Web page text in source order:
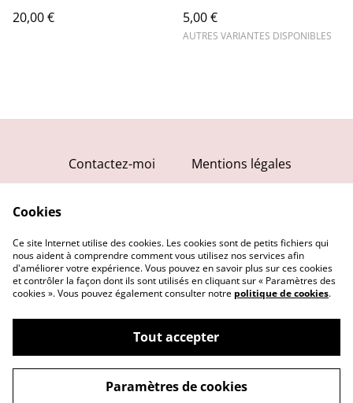
20,00 € 5,00 €
AUTRES VARIANTES DISPONIBLES
Contactez-moi Mentions légales
Politique de cookies
©2026Angèle K
powered by
Cookies
Ce site Internet utilise des cookies. Les cookies sont de petits fichiers qui
nous aident à comprendre comment vous utilisez nos services afin
d'améliorer votre expérience. Vous pouvez en savoir plus sur ces cookies
et contrôler la façon dont ils sont utilisés en cliquant sur « Paramètres des
cookies ». Vous pouvez également consulter notre politique de cookies.
Tout accepter
Paramètres de cookies